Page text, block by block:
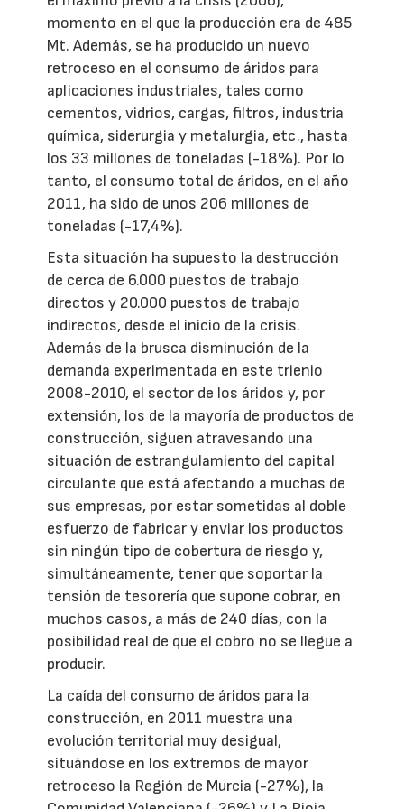
momento en el que la producción era de 485
Mt. Además, se ha producido un nuevo
retroceso en el consumo de áridos para
aplicaciones industriales, tales como
cementos, vidrios, cargas, filtros, industria
química, siderurgia y metalurgia, etc., hasta
los 33 millones de toneladas (-18%). Por lo
tanto, el consumo total de áridos, en el año
2011, ha sido de unos 206 millones de
toneladas (-17,4%).
Esta situación ha supuesto la destrucción
de cerca de 6.000 puestos de trabajo
directos y 20.000 puestos de trabajo
indirectos, desde el inicio de la crisis.
Además de la brusca disminución de la
demanda experimentada en este trienio
2008-2010, el sector de los áridos y, por
extensión, los de la mayoría de productos de
construcción, siguen atravesando una
situación de estrangulamiento del capital
circulante que está afectando a muchas de
sus empresas, por estar sometidas al doble
esfuerzo de fabricar y enviar los productos
sin ningún tipo de cobertura de riesgo y,
simultáneamente, tener que soportar la
tensión de tesorería que supone cobrar, en
muchos casos, a más de 240 días, con la
posibilidad real de que el cobro no se llegue a
producir.
La caída del consumo de áridos para la
construcción, en 2011 muestra una
evolución territorial muy desigual,
situándose en los extremos de mayor
retroceso la Región de Murcia (-27%), la